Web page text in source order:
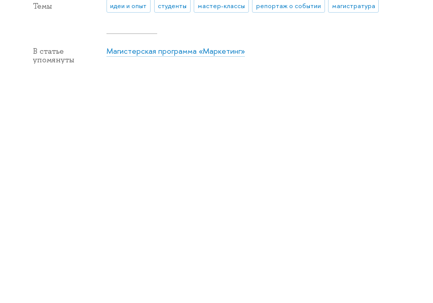
Темы идеи и опыт студенты мастер-классы репортаж о событии магистратура
В статье
упомянуты
Магистерская программа «Маркетинг»